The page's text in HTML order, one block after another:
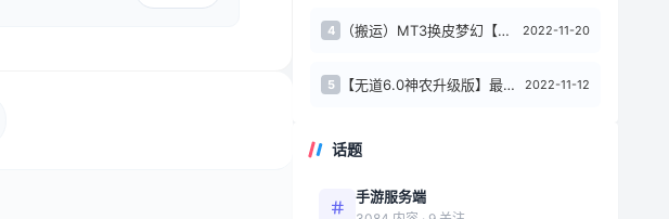
4 （搬运）MT3换皮梦幻【侠客西游2】一键端+攻略+安卓端+GM后台 2022-11-20
5 【无道6.0神农升级版】最新整理WIN服务端+运营后台+双端+架设教程（搬运） 2022-11-12
话题
手游服务端